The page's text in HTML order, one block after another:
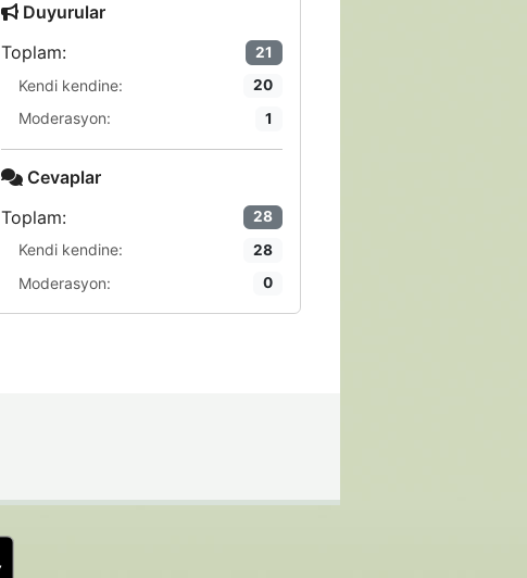
Duyurular
Toplam:
21
Kendi kendine: 20
Moderasyon: 1
Cevaplar
Toplam:
28
Kendi kendine: 28
Moderasyon: 0